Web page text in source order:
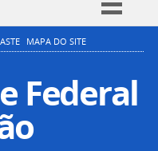
Simplifique!
Participe
Acesso à informação
Legislação
MAPA DO SITE
Federal